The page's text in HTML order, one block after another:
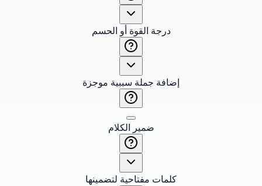
درجة القوة أو الحسم
إضافة جملة سببية موجزة
ضمير الكلام
كلمات مفتاحية لتضمينها